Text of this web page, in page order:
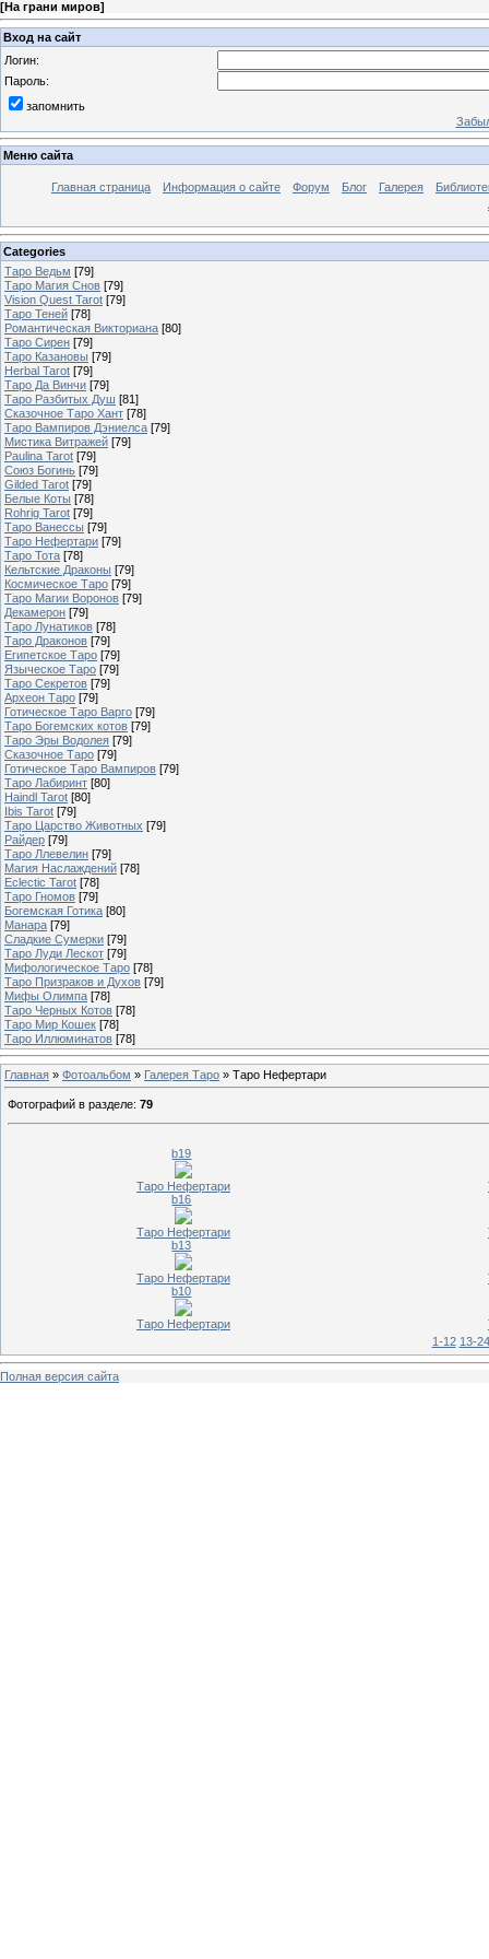
[На грани миров]
Вход на сайт
Логин:
Пароль:
запомнить
Меню сайта
Главная страница Информация о сайте Форум Блог Галерея
Categories
Таро Ведьм [79]
Таро Магия Снов [79]
Vision Quest Tarot [79]
Таро Теней [78]
Романтическая Викториана [80]
Таро Сирен [79]
Таро Казановы [79]
Herbal Tarot [79]
Таро Да Винчи [79]
Таро Разбитых Душ [81]
Сказочное Таро Хант [78]
Таро Вампиров Дэниелса [79]
Мистика Витражей [79]
Paulina Tarot [79]
Союз Богинь [79]
Gilded Tarot [79]
Белые Коты [78]
Rohrig Tarot [79]
Таро Ванессы [79]
Таро Нефертари [79]
Таро Тота [78]
Кельтские Драконы [79]
Космическое Таро [79]
Таро Магии Воронов [79]
Декамерон [79]
Таро Лунатиков [78]
Таро Драконов [79]
Египетское Таро [79]
Языческое Таро [79]
Таро Секретов [79]
Археон Таро [79]
Готическое Таро Варго [79]
Таро Богемских котов [79]
Таро Эры Водолея [79]
Сказочное Таро [79]
Готическое Таро Вампиров [79]
Таро Лабиринт [80]
Haindl Tarot [80]
Ibis Tarot [79]
Таро Царство Животных [79]
Райдер [79]
Таро Ллевелин [79]
Магия Наслаждений [78]
Eclectic Tarot [78]
Таро Гномов [79]
Богемская Готика [80]
Манара [79]
Сладкие Сумерки [79]
Таро Луди Лескот [79]
Мифологическое Таро [78]
Таро Призраков и Духов [79]
Мифы Олимпа [78]
Таро Черных Котов [78]
Таро Мир Кошек [78]
Таро Иллюминатов [78]
Главная » Фотоальбом » Галерея Таро » Таро Нефертари
Фотографий в разделе: 79
b19
Таро Нефертари
b16
Таро Нефертари
b13
Таро Нефертари
b10
Таро Нефертари
1-12 13-24
Полная версия сайта